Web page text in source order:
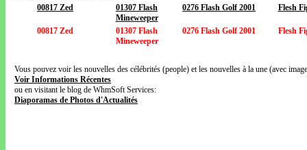
00817 Zed
01307 Flash
Mineweeper
0276 Flash Golf 2001 Flesh
00817 Zed
01307 Flash
Mineweeper
0276 Flash Golf 2001 Flesh
Vous pouvez voir les nouvelles des célébrités (people) et les nouvelles à la une (avec
Voir Informations Récentes
ou en visitant le blog de WhmSoft Services:
Diaporamas de Photos d'Actualités